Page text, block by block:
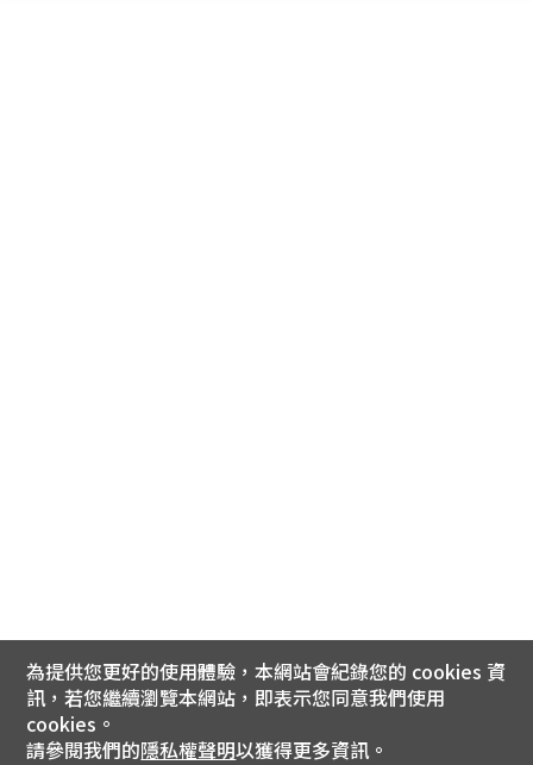
為提供您更好的使用體驗，本網站會紀錄您的 cookies 資
訊，若您繼續瀏覽本網站，即表示您同意我們使用
cookies。
請參閱我們的隱私權聲明以獲得更多資訊。